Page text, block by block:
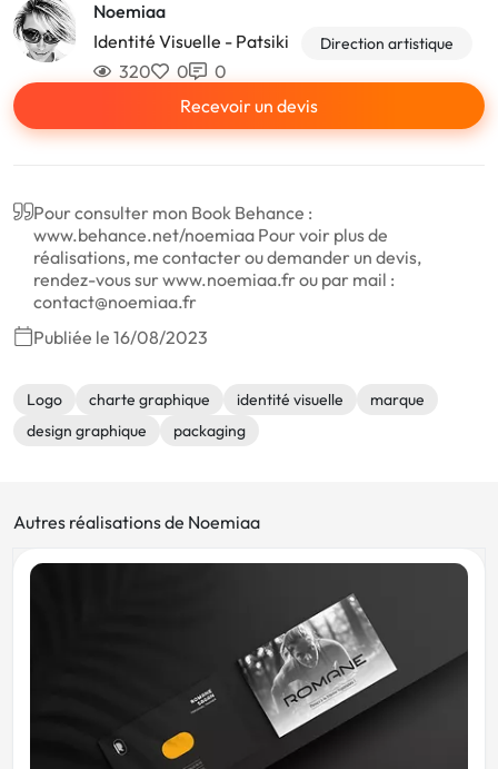
Noemiaa
Identité Visuelle - Patsiki
Direction artistique
320 0
0
Recevoir un devis
Pour consulter mon Book Behance :
www.behance.net/noemiaa Pour voir plus de
réalisations, me contacter ou demander un devis,
rendez-vous sur www.noemiaa.fr ou par mail :
contact@noemiaa.fr
Publiée le 16/08/2023
Logo charte graphique identité visuelle
marque
design graphique
packaging
Autres réalisations de Noemiaa